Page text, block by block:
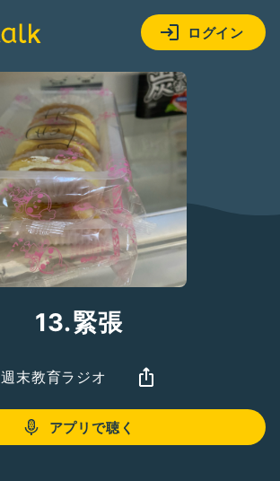
ログイン
13.緊張
週末教育ラジオ
アプリで聴く